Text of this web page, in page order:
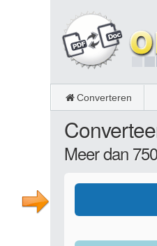
Converteren
Meer dan